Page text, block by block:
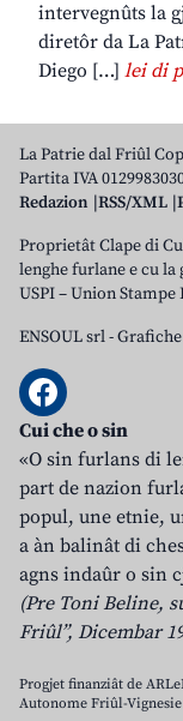
intervegnûts la
diretôr da La
Diego […] lei di
La Patrie dal Friûl
Partita IVA
Redazion RSS/XML
Proprietât Clape di
lenghe furlane e cu la
USPI – Union
ENSOUL srl-
Cui che o sin
«O sin furlans di
part de nazion
popul, une etnie,
a àn balinât di
agns indaûr o sin
(Pre Toni Beline,
Friûl”, Dicembar
Progjet finanziât de
Autonome Friûl-